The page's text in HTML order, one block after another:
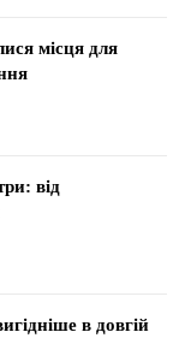
місця для
від
в довгій